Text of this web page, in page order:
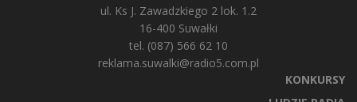
ul. Ks J. Zawadzkiego 2 lok. 1.2
16-400 Suwałki
tel. (087) 566 62 10
reklama.suwalki@radio5.com.pl
KONKURSY